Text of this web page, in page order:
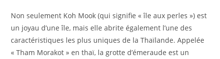
Non seulement Koh Mook (qui signifie « île aux perles ») est
un joyau d’une île, mais elle abrite également l’une des
caractéristiques les plus uniques de la Thaïlande. Appelée
« Tham Morakot » en thaï, la grotte d’émeraude est un